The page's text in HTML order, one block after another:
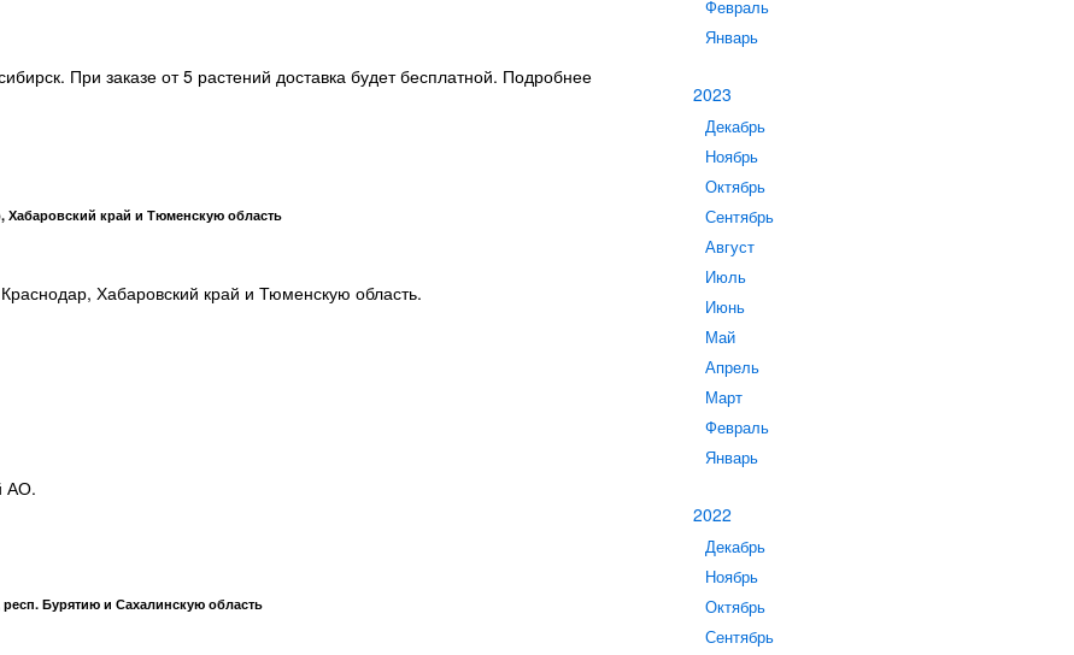
Февраль
Январь
2023
Декабрь
Ноябрь
Октябрь
Сентябрь
Август
Июль
Июнь
Май
Апрель
Март
Февраль
Январь
2022
Декабрь
Ноябрь
Октябрь
Сентябрь
При заказе от 5 растений доставка будет бесплатной. Подробнее
Хабаровский край и Тюменскую область
Хабаровский край и Тюменскую область.
АО.
Бурятию и Сахалинскую область